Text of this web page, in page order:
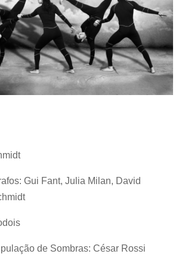
Gui Fant, Julia Milan, David
de Sombras: César Rossi